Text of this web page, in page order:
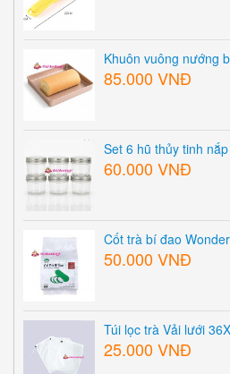
Khuôn vuông nướng
85.000 VNĐ
Set 6 hũ thủy tinh
60.000 VNĐ
Cốt trà bí đao
50.000 VNĐ
Túi lọc trà Vải lưới
25.000 VNĐ